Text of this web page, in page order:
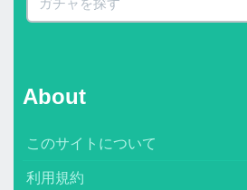
About
このサイトについて
利用規約